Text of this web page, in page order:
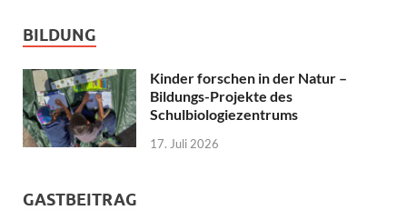
BILDUNG
Kinder forschen in der Natur –
Bildungs-Projekte des
Schulbiologiezentrums
17. Juli 2026
GASTBEITRAG